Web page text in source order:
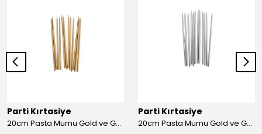
Parti Kırtasiye
20cm Pasta Mumu Gold ve Gümüş - Gold
Parti Kırtasiye
20cm Pasta Mumu Gold ve Gümüş - Gümüş